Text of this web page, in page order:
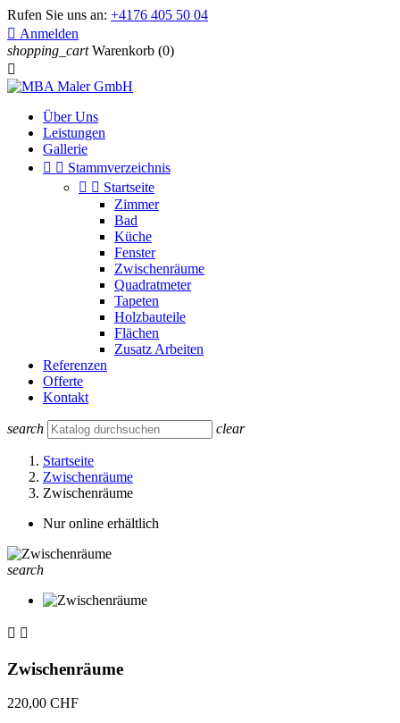
Rufen Sie uns an: +4176 405 50 04
 Anmelden
shopping_cart Warenkorb (0)

Über Uns
Leistungen
Gallerie
  Stammverzeichnis
  Startseite
Zimmer
Bad
Küche
Fenster
Zwischenräume
Quadratmeter
Tapeten
Holzbauteile
Flächen
Zusatz Arbeiten
Referenzen
Offerte
Kontakt
search clear
Startseite
Zwischenräume
Zwischenräume
Nur online erhältlich
search
 
Zwischenräume
220,00 CHF